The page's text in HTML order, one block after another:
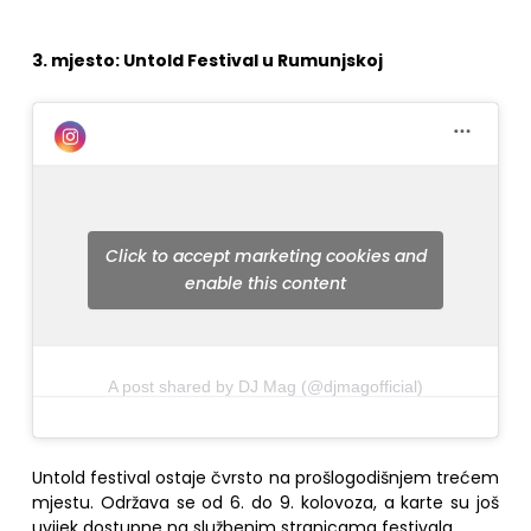
3. mjesto: Untold Festival u Rumunjskoj
A post shared by DJ Mag (@djmagofficial)
Click to accept marketing cookies and
enable this content
Untold festival ostaje čvrsto na prošlogodišnjem trećem
mjestu. Održava se od 6. do 9. kolovoza, a karte su još